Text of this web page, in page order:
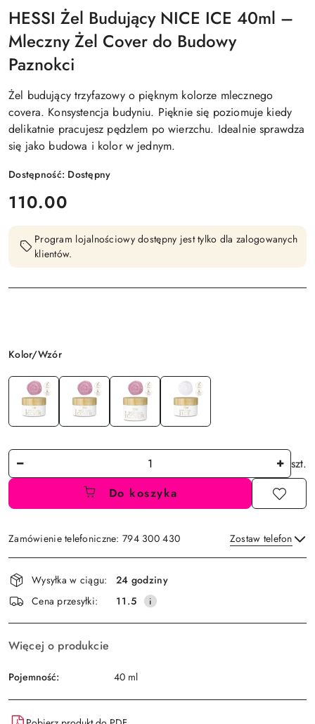
HESSI Żel Budujący NICE ICE 40ml –
Mleczny Żel Cover do Budowy
Paznokci
Żel budujący trzyfazowy o pięknym kolorze mlecznego
covera. Konsystencja budyniu. Pięknie się poziomuje kiedy
delikatnie pracujesz pędzlem po wierzchu. Idealnie sprawdza
się jako budowa i kolor w jednym.
Dostępność: Dostępny
cena:
110.00
Program lojalnościowy dostępny jest tylko dla zalogowanych
klientów.
Wariant
Kolor/Wzór
Ilość
szt.
Do koszyka
Zamówienie telefoniczne: 794 300 430 Zostaw telefon
Wyślij
Dostępność
i
dostawa
Wysyłka w ciągu:
24 godziny
Cena przesyłki:
11.5
Więcej o produkcie
Pojemność: 40 ml